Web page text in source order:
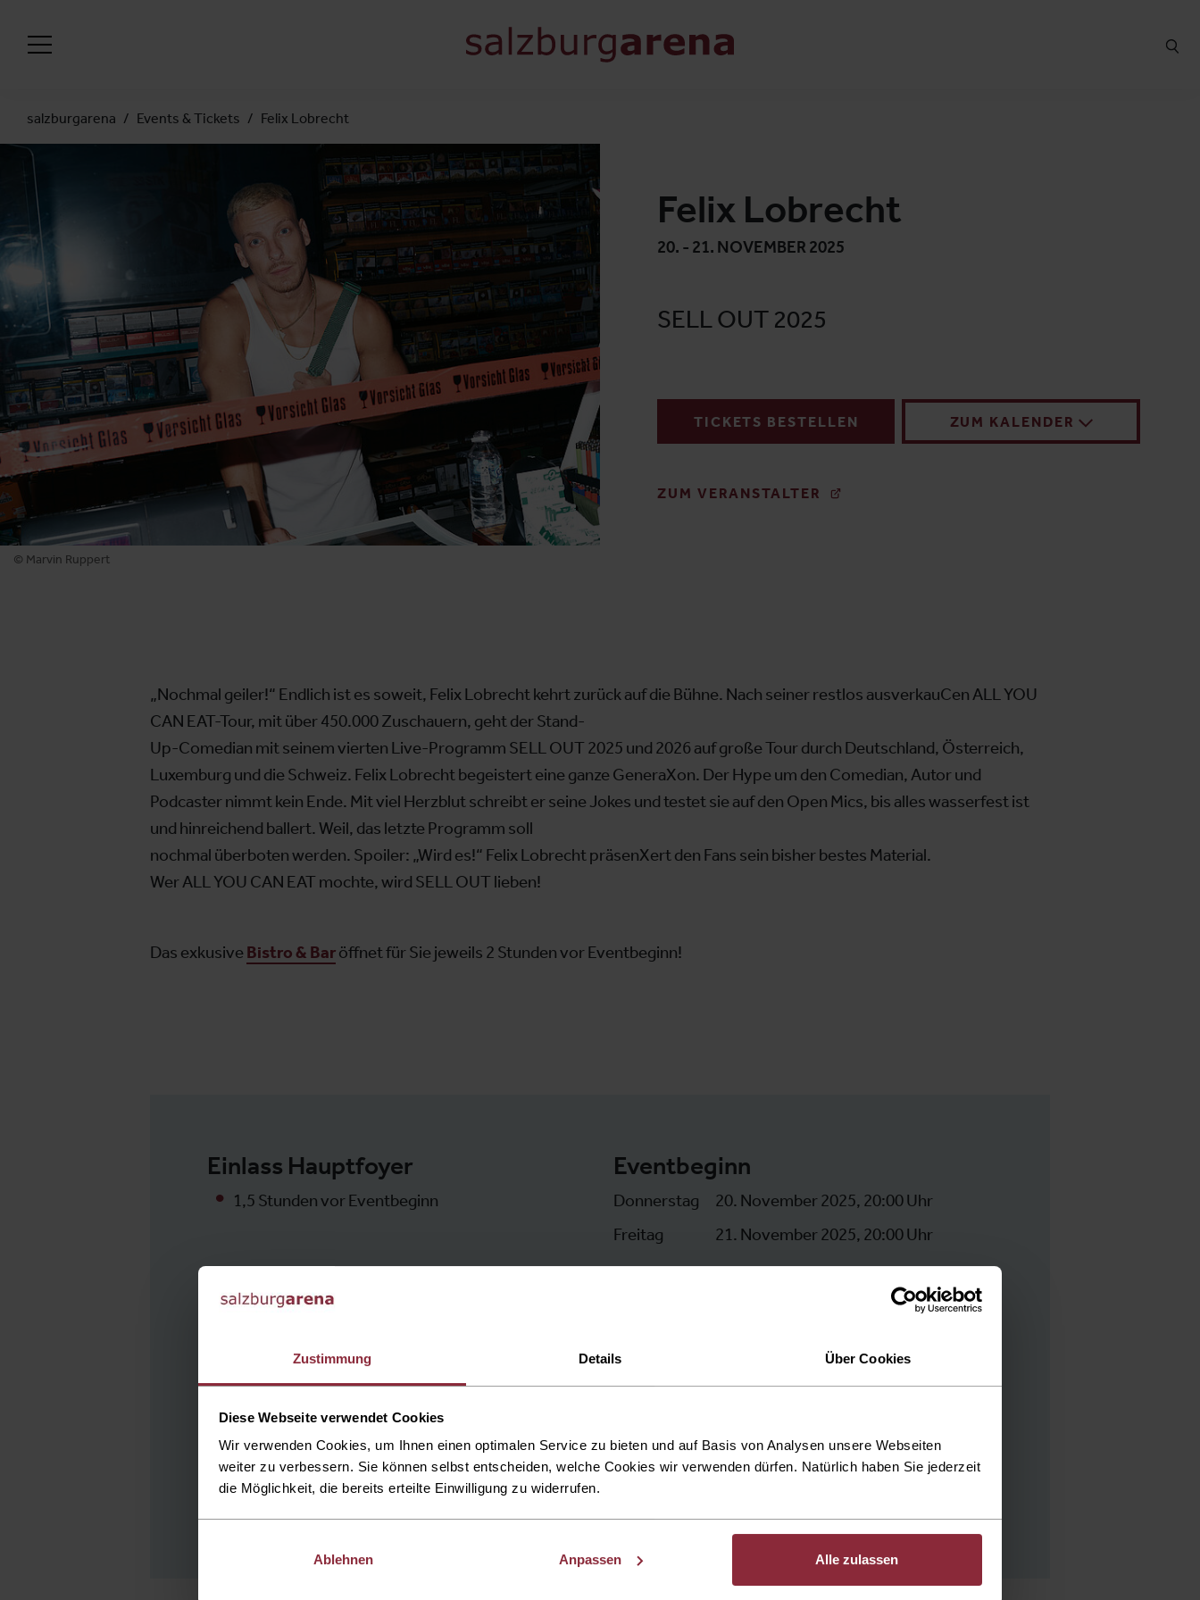
Zustimmung Details Über Cookies
Diese Webseite verwendet Cookies
Wir verwenden Cookies, um Ihnen einen optimalen Service zu bieten und auf Basis von Analysen unsere Webseiten
weiter zu verbessern. Sie können selbst entscheiden, welche Cookies wir verwenden dürfen. Natürlich haben Sie jederzeit
die Möglichkeit, die bereits erteilte Einwilligung zu widerrufen.
Ablehnen Anpassen Alle zulassen
salzburgarena Events & Tickets Felix Lobrecht
© Marvin Ruppert
Felix Lobrecht
20. - 21. NOVEMBER 2025
SELL OUT 2025
TICKETS BESTELLEN ZUM KALENDER
ZUM VERANSTALTER
„Nochmal geiler!“ Endlich ist es soweit, Felix Lobrecht kehrt zurück auf die Bühne. Nach seiner restlos ausverkauCen ALL YOU
CAN EAT-Tour, mit über 450.000 Zuschauern, geht der Stand-
Up-Comedian mit seinem vierten Live-Programm SELL OUT 2025 und 2026 auf große Tour durch Deutschland, Österreich,
Luxemburg und die Schweiz. Felix Lobrecht begeistert eine ganze GeneraXon. Der Hype um den Comedian, Autor und
Podcaster nimmt kein Ende. Mit viel Herzblut schreibt er seine Jokes und testet sie auf den Open Mics, bis alles wasserfest ist
und hinreichend ballert. Weil, das letzte Programm soll
nochmal überboten werden. Spoiler: „Wird es!“ Felix Lobrecht präsenXert den Fans sein bisher bestes Material.
Wer ALL YOU CAN EAT mochte, wird SELL OUT lieben!
Das exkusiveBistro & Baröffnet für Sie jeweils 2 Stunden vor Eventbeginn!
Einlass Hauptfoyer
1,5 Stunden vor Eventbeginn
Eventbeginn
Donnerstag
20. November 2025, 20:00 Uhr
Freitag
21. November 2025, 20:00 Uhr
Veranstalter
T: +43 1 588 93 53
agentur@hoanzl.at
www.hoanzl.at